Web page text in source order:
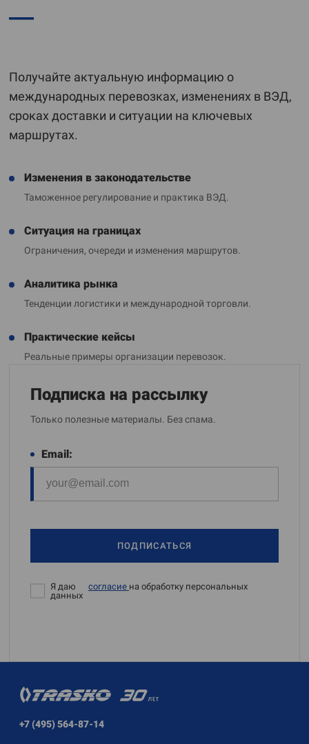
Получайте актуальную информацию о
международных перевозках, изменениях в ВЭД,
сроках доставки и ситуации на ключевых
маршрутах.
Изменения в законодательстве
Таможенное регулирование и практика ВЭД.
Ситуация на границах
Ограничения, очереди и изменения маршрутов.
Аналитика рынка
Тенденции логистики и международной торговли.
Практические кейсы
Реальные примеры организации перевозок.
Подписка на рассылку
Только полезные материалы. Без спама.
Email:
ПОДПИСАТЬСЯ
Я даю согласие на обработку персональных
данных
+7 (495) 564-87-14